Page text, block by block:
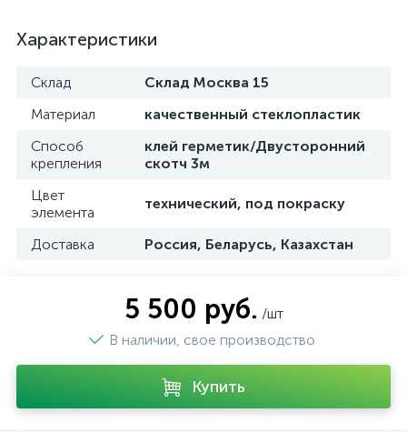
Характеристики
Склад
Склад Москва 15
Материал
качественный стеклопластик
Способ
крепления
клей герметик/Двусторонний
скотч 3м
Цвет
элемента
технический, под покраску
Доставка Россия, Беларусь, Казахстан
5 500 руб. /шт
В наличии, свое производство
Купить